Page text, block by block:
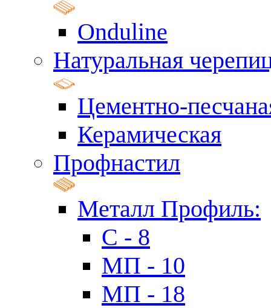
Onduline
Натуральная
Цементно-
Керамическая
Профнастил
Металл Профиль:
C - 8
МП - 10
МП - 18